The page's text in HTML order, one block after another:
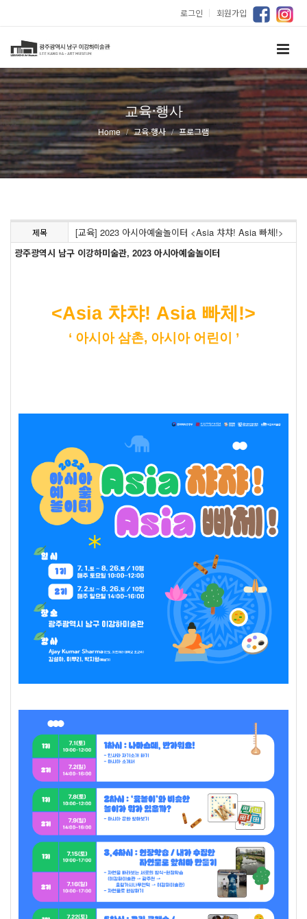
로그인 ｜ 회원가입
교육·행사
Home 교육·행사 프로그램
제목
[교육] 2023 아시아예술놀이터 <Asia 챠챠! Asia 빠체!>
광주광역시 남구 이강하미술관, 2023 아시아예술놀이터
<Asia 챠챠! Asia 빠체!>
‘ 아시아 삼촌, 아시아 어린이 ’